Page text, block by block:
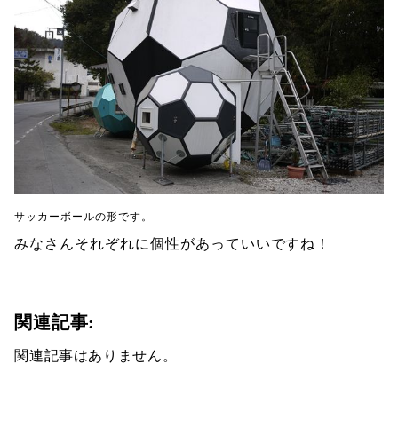
サッカーボールの形です。
みなさんそれぞれに個性があっていいですね！
関連記事:
関連記事はありません。